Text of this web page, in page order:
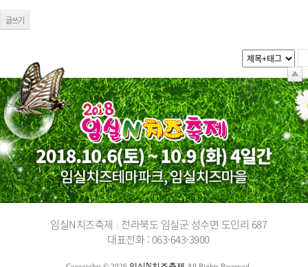
글쓰기
임실N치즈축제 | 전라북도 임실군 성수면 도인리 687
대표전화 : 063-643-3900